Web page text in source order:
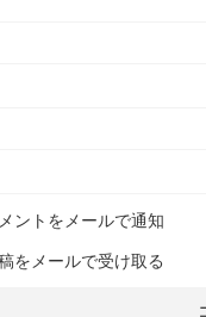
ントをメールで通知
をメールで受け取る